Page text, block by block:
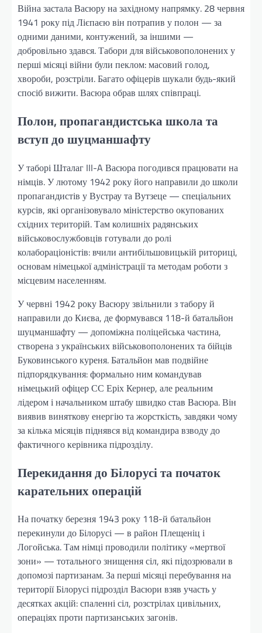
Війна застала Васюру на західному напрямку. 28 червня
1941 року під Лієпаєю він потрапив у полон — за
одними даними, контужений, за іншими —
добровільно здався. Табори для військовополонених у
перші місяці війни були пеклом: масовий голод,
хвороби, розстріли. Багато офіцерів шукали будь-який
спосіб вижити. Васюра обрав шлях співпраці.
Полон, пропагандистська школа та
вступ до шуцманшафту
У таборі Шталаг III-A Васюра погодився працювати на
німців. У лютому 1942 року його направили до школи
пропагандистів у Вустрау та Вутзеце — спеціальних
курсів, які організовувало міністерство окупованих
східних територій. Там колишніх радянських
військовослужбовців готували до ролі
колабораціоністів: вчили антибільшовицькій риториці,
основам німецької адміністрації та методам роботи з
місцевим населенням.
У червні 1942 року Васюру звільнили з табору й
направили до Києва, де формувався 118-й батальйон
шуцманшафту — допоміжна поліцейська частина,
створена з українських військовополонених та бійців
Буковинського куреня. Батальйон мав подвійне
підпорядкування: формально ним командував
німецький офіцер СС Еріх Кернер, але реальним
лідером і начальником штабу швидко став Васюра. Він
виявив виняткову енергію та жорсткість, завдяки чому
за кілька місяців піднявся від командира взводу до
фактичного керівника підрозділу.
Перекидання до Білорусі та початок
карательних операцій
На початку березня 1943 року 118-й батальйон
перекинули до Білорусі — в район Плещеніц і
Логойська. Там німці проводили політику «мертвої
зони» — тотального знищення сіл, які підозрювали в
допомозі партизанам. За перші місяці перебування на
території Білорусі підрозділ Васюри взяв участь у
десятках акцій: спаленні сіл, розстрілах цивільних,
операціях проти партизанських загонів.